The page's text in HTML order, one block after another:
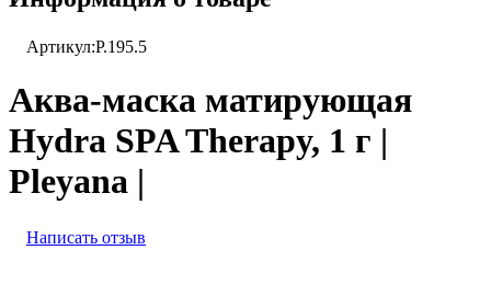
Артикул:P.195.5
Аква-маска матирующая
Hydra SPA Therapy, 1 г |
Pleyana |
Написать отзыв